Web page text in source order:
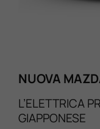
NUOVA
L’ELETTRICA
GIAPPONESE